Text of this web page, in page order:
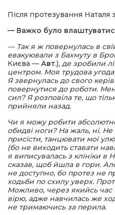
Після протезування Наталя
— Важко було
— Так я ж повернулась в
евакуювали з Бахмуту в
Києва — Авт.), де зробили
центром. Моя трудова
Я звернулась до свого
повернутися до роботи.
сил? Я розповіла те, що
прийняли назад.
Чи я можу робити
обидві ноги? На жаль, ні. Не
присісти, танцювати мої
(бо не виходить ставати
я виписувалась з клініки в
сказав, щоб йшла в гори.
не доступно, бо протез не
ходьби по схилу уверх.
Можливо, через якийсь час
вірю, адже навчилась же
не тримаючись за перила.